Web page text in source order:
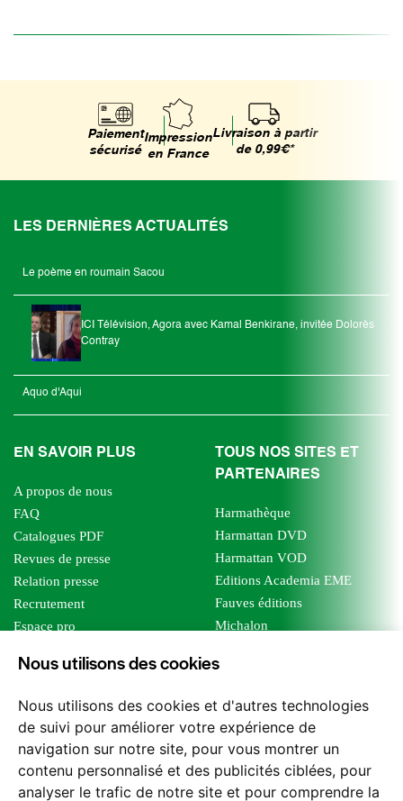
Nous utilisons des cookies
Nous utilisons des cookies et d'autres technologies
de suivi pour améliorer votre expérience de
navigation sur notre site, pour vous montrer un
contenu personnalisé et des publicités ciblées, pour
analyser le trafic de notre site et pour comprendre la
Paiement
sécurisé
Impression
en France
Livraison à partir
de 0,99€*
LES DERNIÈRES ACTUALITÉS
Le poème en roumain Sacou
ICI Télévision, Agora avec Kamal Benkirane, invitée Dolorès
Contray
Aquo d'Aqui
EN SAVOIR PLUS
A propos de nous
FAQ
Catalogues PDF
Revues de presse
Relation presse
Recrutement
Espace pro
Foreign rights
TOUS NOS SITES ET
PARTENAIRES
Harmathèque
Harmattan DVD
Harmattan VOD
Editions Academia EME
Fauves éditions
Michalon
Editions Sutton
Les impliqués
Tous les éditeurs
Nos structures